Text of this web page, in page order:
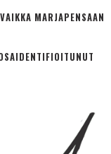
MARJAPENSAAN